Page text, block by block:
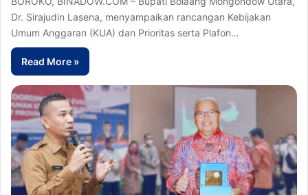
Dr. Sirajudin Lasena, menyampaikan rancangan Kebijakan
Umum Anggaran (KUA) dan Prioritas serta Plafon…
Read More »